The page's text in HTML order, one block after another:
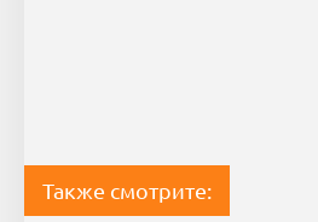
Также смотрите: